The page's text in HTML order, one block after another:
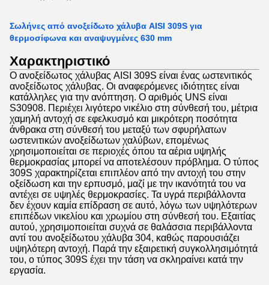
Σωλήνες από ανοξείδωτο χάλυβα AISI 309S για
θερμοσίφωνα και αναψυγμένες 630 mm
Χαρακτηριστικό
Ο ανοξείδωτος χάλυβας AISI 309S είναι ένας ωστενιτικός
ανοξείδωτος χάλυβας. Οι αναφερόμενες ιδιότητες είναι
κατάλληλες για την ανόπτηση. Ο αριθμός UNS είναι
S30908. Περιέχει λιγότερο νικέλιο στη σύνθεσή του, μέτρια
χαμηλή αντοχή σε εφελκυσμό και μικρότερη ποσότητα
άνθρακα στη σύνθεσή του μεταξύ των σφυρήλατων
ωστενιτικών ανοξείδωτων χαλύβων, επομένως
χρησιμοποιείται σε περιοχές όπου τα αέρια υψηλής
θερμοκρασίας μπορεί να αποτελέσουν πρόβλημα. Ο τύπος
309S χαρακτηρίζεται επιπλέον από την αντοχή του στην
οξείδωση και την ερπυσμό, μαζί με την ικανότητά του να
αντέχει σε υψηλές θερμοκρασίες. Τα υγρά περιβάλλοντα
δεν έχουν καμία επίδραση σε αυτό, λόγω των υψηλότερων
επιπέδων νικελίου και χρωμίου στη σύνθεσή του. Εξαιτίας
αυτού, χρησιμοποιείται συχνά σε θαλάσσια περιβάλλοντα
αντί του ανοξείδωτου χάλυβα 304, καθώς παρουσιάζει
υψηλότερη αντοχή. Παρά την εξαιρετική συγκολλησιμότητά
του, ο τύπος 309S έχει την τάση να σκληραίνει κατά την
εργασία.